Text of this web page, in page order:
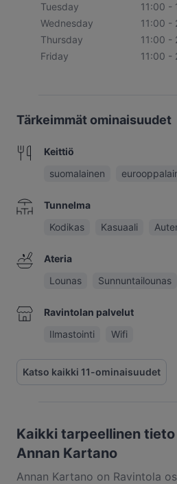
Tuesday
11:00 -
Wednesday
11:00 -
Thursday
11:00 -
Friday
11:00 -
Tärkeimmät ominaisuudet
Keittiö
suomalainen
Tunnelma
Kodikas
Kasuaali
Ateria
Lounas
Sunnuntailounas
Ravintolan palvelut
Ilmastointi
Wifi
Katso kaikki 11-ominaisuudet
Kaikki tarpeellinen
Annan Kartano
Annan Kartano on Ravintola